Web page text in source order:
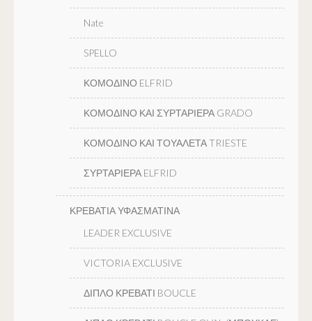
Nate
SPELLO
ΚΟΜΟΔΙΝΟ ELFRID
ΚΟΜΟΔΙΝΟ ΚΑΙ ΣΥΡΤΑΡΙΕΡΑ GRADO
ΚΟΜΟΔΙΝΟ ΚΑΙ ΤΟΥΑΛΕΤΑ TRIESTE
ΣΥΡΤΑΡΙΕΡΑ ELFRID
ΚΡΕΒΑΤΙΑ ΥΦΑΣΜΑΤΙΝΑ
LEADER EXCLUSIVE
VICTORIA EXCLUSIVE
ΔΙΠΛΟ ΚΡΕΒΑΤΙ BOUCLE